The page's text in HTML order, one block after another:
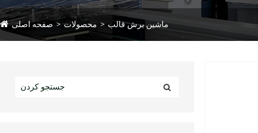
صفحه اصلی محصولات ماشین برش قالب